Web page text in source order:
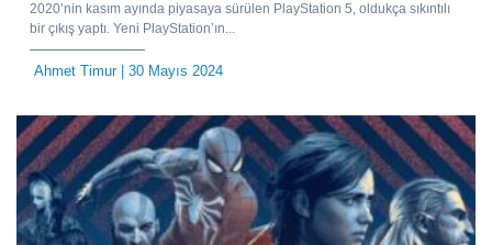
2020’nin kasım ayında piyasaya sürülen PlayStation 5, oldukça sıkıntılı
bir çıkış yaptı. Yeni PlayStation’ın...
Ahmet Timur| 30 Mayıs 2024